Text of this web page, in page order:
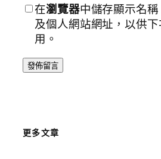
在瀏覽器中儲存顯示名
及個人網站網址，以供
用。
更多文章